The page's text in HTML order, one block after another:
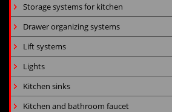
Storage systems for kitchen
Drawer organizing systems
Lift systems
Lights
Kitchen sinks
Kitchen and bathroom faucet